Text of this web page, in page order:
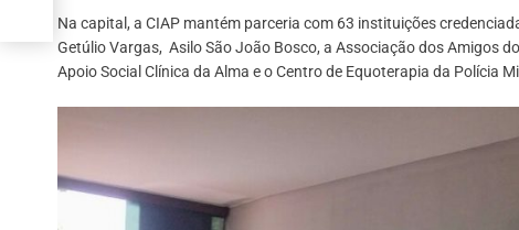
Na capital, a CIAP mantém parceria com 63 instituições
Getúlio Vargas, Asilo São João Bosco, a Associação dos Amigos
Apoio Social Clínica da Alma e o Centro de Equoterapia da Polícia